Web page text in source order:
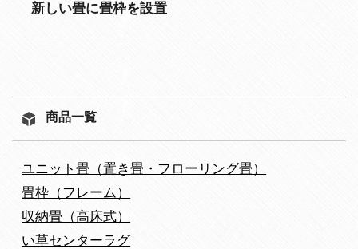
新しい畳に畳枠を設置
商品一覧
ユニット畳（置き畳・フローリング畳）
畳枠（フレーム）
収納畳（高床式）
い草センターラグ